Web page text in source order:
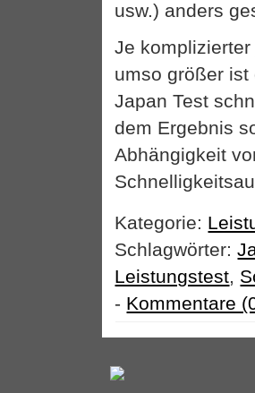
usw.) anders
Je
umso größer
Japan Test
dem Ergebnis
Abhängigkeit
Kategorie:
Schlagwörter:
Leistungstest,
- Kommentare